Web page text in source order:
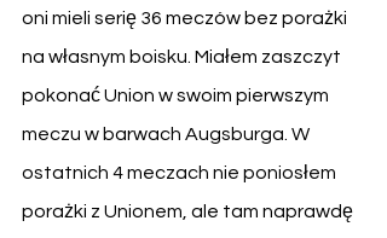
oni mieli serię 36 meczów bez porażki
na własnym boisku. Miałem zaszczyt
pokonać Union w swoim pierwszym
meczu w barwach Augsburga. W
ostatnich 4 meczach nie poniosłem
porażki z Unionem, ale tam naprawdę